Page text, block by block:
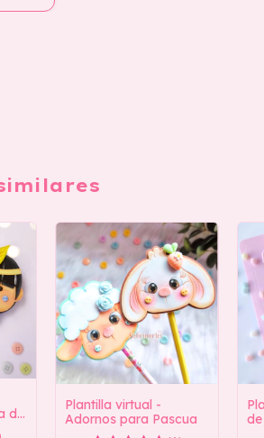
de
Plantilla virtual -
Adornos para Pascua